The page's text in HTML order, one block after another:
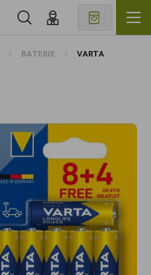
BATERIE VARTA